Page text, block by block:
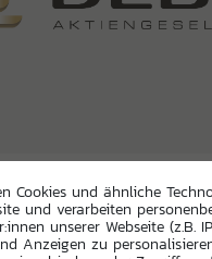
Cookies und ähnliche
und verarbeiten
unserer Webseite (z.B.
Anzeigen zu